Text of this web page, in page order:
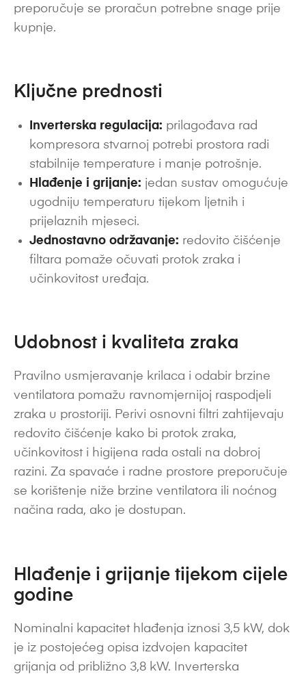
preporučuje se proračun potrebne snage prije
kupnje.
Ključne prednosti
Inverterska regulacija: prilagođava rad
kompresora stvarnoj potrebi prostora radi
stabilnije temperature i manje potrošnje.
Hlađenje i grijanje: jedan sustav omogućuje
ugodniju temperaturu tijekom ljetnih i
prijelaznih mjeseci.
Jednostavno održavanje: redovito čišćenje
filtara pomaže očuvati protok zraka i
učinkovitost uređaja.
Udobnost i kvaliteta zraka
Pravilno usmjeravanje krilaca i odabir brzine
ventilatora pomažu ravnomjernijoj raspodjeli
zraka u prostoriji. Perivi osnovni filtri zahtijevaju
redovito čišćenje kako bi protok zraka,
učinkovitost i higijena rada ostali na dobroj
razini. Za spavaće i radne prostore preporučuje
se korištenje niže brzine ventilatora ili noćnog
načina rada, ako je dostupan.
Hlađenje i grijanje tijekom cijele
godine
Nominalni kapacitet hlađenja iznosi 3,5 kW, dok
je iz postojećeg opisa izdvojen kapacitet
grijanja od približno 3,8 kW. Inverterska